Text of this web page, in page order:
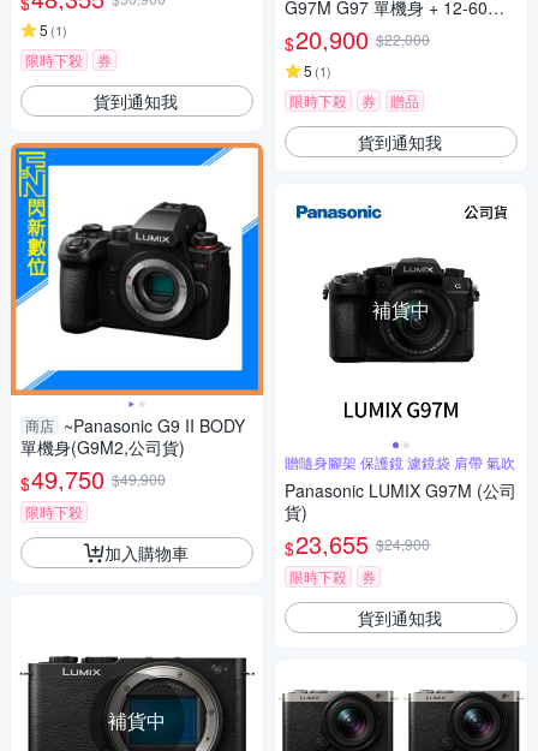
5 (1)
限時下殺 券
貨到通知我
商店 ~Panasonic G9 II BODY
單機身(G9M2,公司貨)
$49,750 $49,900
限時下殺
加入購物車
補貨中
G97M G97 單機身 + 12-60mm
變焦鏡組 公司貨
$20,900 $22,000
5 (1)
限時下殺 券 贈品
貨到通知我
補貨中
贈隨身腳架 保護鏡 濾鏡袋 肩帶 氣吹
Panasonic LUMIX G97M (公司
貨)
$23,655 $24,900
限時下殺
券
貨到通知我